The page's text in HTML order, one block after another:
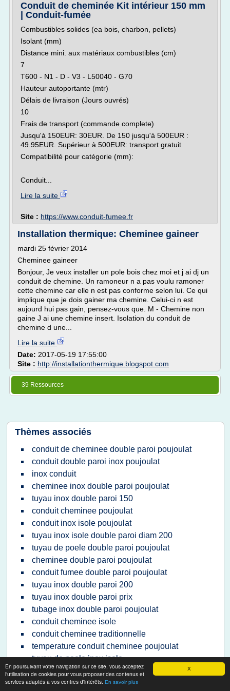
X
En poursuivant votre navigation sur ce site, vous acceptez
l'utilisation de cookies pour vous proposer des contenus et
services adaptés à vos centres d'intérêts. En savoir plus
Conduit de cheminée Kit intérieur 150 mm
| Conduit-fumée
Combustibles solides (ea bois, charbon, pellets)
Isolant (mm)
Distance mini. aux matériaux combustibles (cm)
7
T600 - N1 - D - V3 - L50040 - G70
Hauteur autoportante (mtr)
Délais de livraison (Jours ouvrés)
10
Frais de transport (commande complete)
Jusqu'à 150EUR: 30EUR. De 150 jusqu'à 500EUR :
49.95EUR. Supérieur à 500EUR: transport gratuit
Compatibilité pour catégorie (mm):
Conduit...
Lire la suite
Site : https://www.conduit-fumee.fr
Installation thermique: Cheminee gaineer
mardi 25 février 2014
Cheminee gaineer
Bonjour, Je veux installer un pole bois chez moi et j ai dj un
conduit de chemine. Un ramoneur n a pas voulu ramoner
cette chemine car elle n est pas conforme selon lui. Ce qui
implique que je dois gainer ma chemine. Celui-ci n est
aujourd hui pas gain, pensez-vous que. M - Chemine non
gaine J ai une chemine insert. Isolation du conduit de
chemine d une...
Lire la suite
Date: 2017-05-19 17:55:00
Site : http://installationthermique.blogspot.com
39 Ressources
Thèmes associés
conduit de cheminee double paroi poujoulat
conduit double paroi inox poujoulat
inox conduit
cheminee inox double paroi poujoulat
tuyau inox double paroi 150
conduit cheminee poujoulat
conduit inox isole poujoulat
tuyau inox isole double paroi diam 200
tuyau de poele double paroi poujoulat
cheminee double paroi poujoulat
conduit fumee double paroi poujoulat
tuyau inox double paroi 200
tuyau inox double paroi prix
tubage inox double paroi poujoulat
conduit cheminee isole
conduit cheminee traditionnelle
temperature conduit cheminee poujoulat
tuyau de poele inox isole
collier inox tube
tuyau pour poele a bois poujoulat